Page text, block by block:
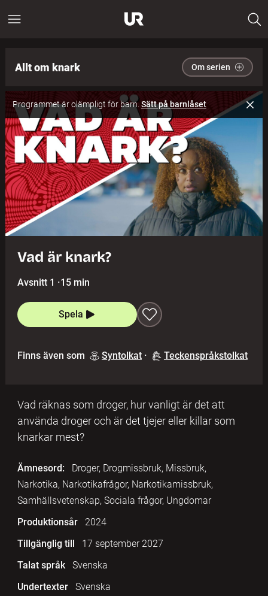
Allt om knark Om serien
Programmet är olämpligt för barn.Sätt på barnlåset
Vad är knark?
Avsnitt 1 ·15 min
Spela
Finns även som Syntolkat · Teckenspråkstolkat
Vad räknas som droger, hur vanligt är det att
använda droger och är det tjejer eller killar som
knarkar mest?
Ämnesord:
Droger, Drogmissbruk, Missbruk,
Narkotika, Narkotikafrågor, Narkotikamissbruk,
Samhällsvetenskap, Sociala frågor, Ungdomar
Produktionsår
2024
Tillgänglig till
17 september 2027
Talat språk
Svenska
Undertexter
Svenska